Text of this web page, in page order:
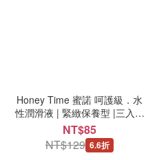
Honey Time 蜜諾 呵護級．水
性潤滑液 | 緊緻保養型 |三入隨
身組_(4ml X 3包)
NT$85
NT$129 6.6折